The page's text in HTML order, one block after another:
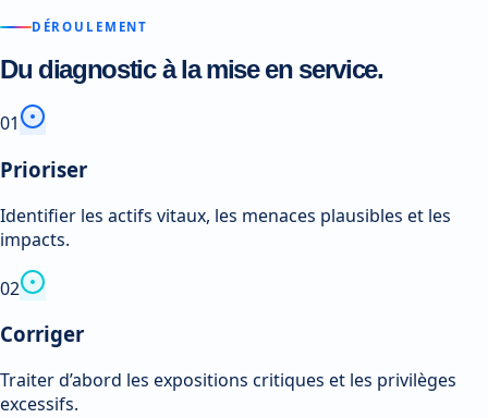
DÉROULEMENT
Du diagnostic à la mise en service.
01
Prioriser
Identifier les actifs vitaux, les menaces plausibles et les
impacts.
02
Corriger
Traiter d’abord les expositions critiques et les privilèges
excessifs.